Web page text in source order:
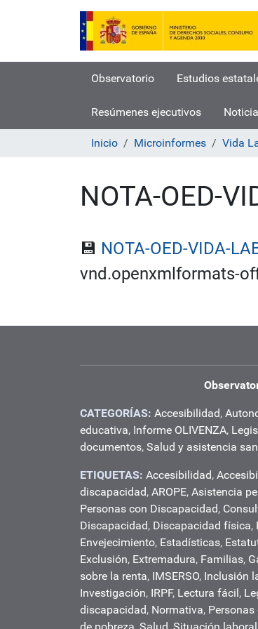
Observatorio Estudios
Resúmenes ejecutivos
Inicio Microinformes Vida
NOTA-OED-
💾 NOTA-OED-VIDA-
vnd.openxmlformats-
CATEGORÍAS: Accesibilidad,
educativa, Informe OLIVENZA,
documentos, Salud y asistencia
ETIQUETAS: Accesibilidad,
discapacidad, AROPE, Asistencia
Personas con Discapacidad,
Discapacidad, Discapacidad física,
Envejecimiento, Estadísticas,
Exclusión, Extremadura, Familias,
sobre la renta, IMSERSO, Inclusión
Investigación, IRPF, Lectura fácil,
discapacidad, Normativa,